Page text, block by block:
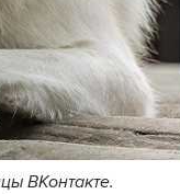
ВКонтакте.